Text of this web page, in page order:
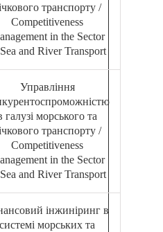
транспорту /
Competitiveness
in the Sector
and River Transport
Управління
галузі морського та
транспорту /
Competitiveness
in the Sector
and River Transport
інжиніринг в
системі морських та